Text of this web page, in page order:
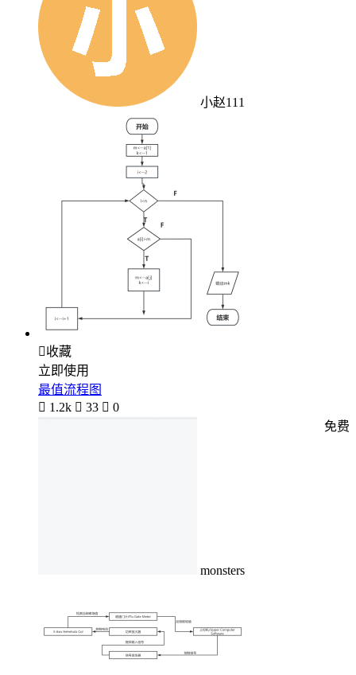
小赵111
收藏
立即使用
最值流程图
 1.2k  33  0
monsters
免费